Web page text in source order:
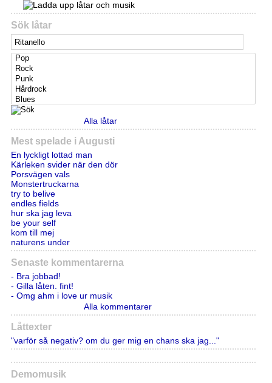
Sök låtar
Alla låtar
Mest spelade i Augusti
En lyckligt lottad man
Kärleken svider när den dör
Porsvägen vals
Monstertruckarna
try to belive
endles fields
hur ska jag leva
be your self
kom till mej
naturens under
Senaste kommentarerna
- Bra jobbad!
- Gilla låten. fint!
- Omg ahm i love ur musik
Alla kommentarer
Låttexter
"varför så negativ? om du ger mig en chans ska jag..."
Demomusik